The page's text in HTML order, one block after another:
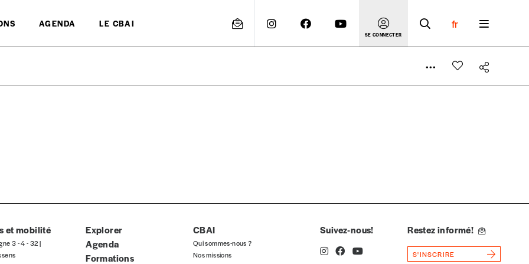
AGENDA LE CBAI
SE CONNECTER
fr
indicatif. De cette manière, vous soutenez le travail de l’équipe de rédaction selon vos moyens et vos motivations.
et mobilité
3 - 4 - 32 |
Explorer
Agenda
Formations
CBAI
Qui sommes-nous ?
Nos missions
Suivez-nous! Restez informé!
S'INSCRIRE